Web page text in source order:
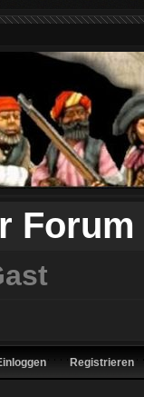
Forum
Registrieren